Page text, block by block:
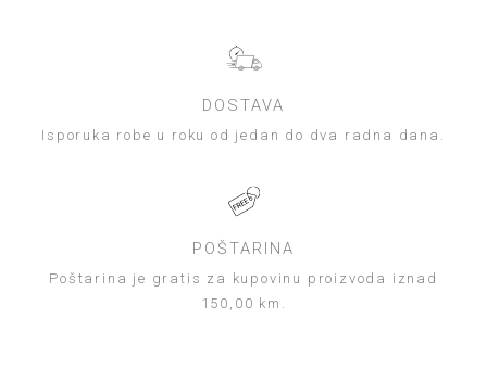
DOSTAVA
Isporuka robe u roku od jedan do dva radna dana.
POŠTARINA
Poštarina je gratis za kupovinu proizvoda iznad
150,00 km.